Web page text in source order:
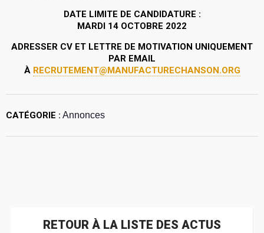
DATE LIMITE DE CANDIDATURE :
MARDI 14 OCTOBRE 2022
ADRESSER CV ET LETTRE DE MOTIVATION UNIQUEMENT
PAR EMAIL
À RECRUTEMENT@MANUFACTURECHANSON.ORG
CATÉGORIE : Annonces
RETOUR À LA LISTE DES ACTUS